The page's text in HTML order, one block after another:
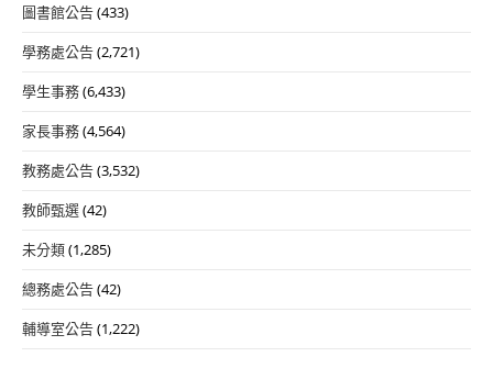
圖書館公告(433)
學務處公告(2,721)
學生事務(6,433)
家長事務(4,564)
教務處公告(3,532)
教師甄選(42)
未分類(1,285)
總務處公告(42)
輔導室公告(1,222)